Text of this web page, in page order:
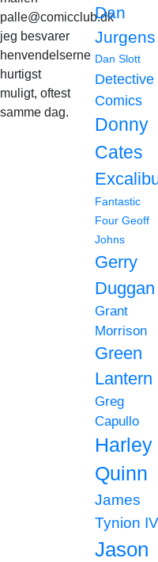
palle@comicclub.dk
jeg besvarer
henvendelserne
hurtigst
muligt, oftest
samme dag.
Dan
Jurgens
Dan Slott
Detective
Comics
Donny
Cates
Fantastic
Four Geoff
Johns
Gerry
Duggan
Grant
Morrison
Green
Lantern
Greg
Capullo
Harley
Quinn
James
Tynion IV
Jason